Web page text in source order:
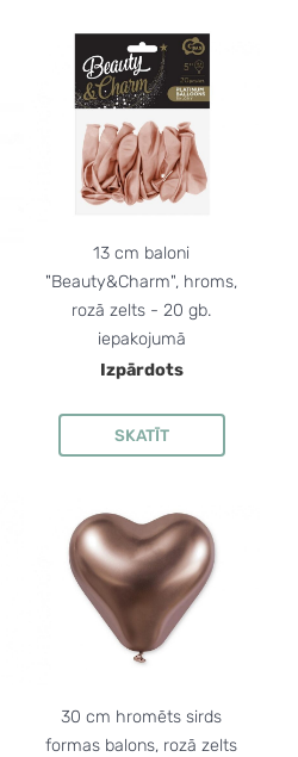
13 cm baloni
"Beauty&Charm", hroms,
rozā zelts - 20 gb.
iepakojumā
Izpārdots
SKATĪT
30 cm hromēts sirds
formas balons, rozā zelts